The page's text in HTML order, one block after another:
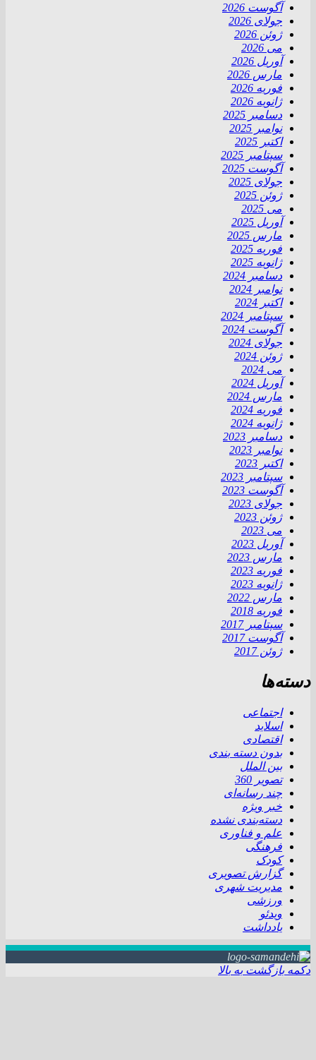
آگوست 2026
جولای 2026
ژوئن 2026
می 2026
آوریل 2026
مارس 2026
فوریه 2026
ژانویه 2026
دسامبر 2025
نوامبر 2025
اکتبر 2025
سپتامبر 2025
آگوست 2025
جولای 2025
ژوئن 2025
می 2025
آوریل 2025
مارس 2025
فوریه 2025
ژانویه 2025
دسامبر 2024
نوامبر 2024
اکتبر 2024
سپتامبر 2024
آگوست 2024
جولای 2024
ژوئن 2024
می 2024
آوریل 2024
مارس 2024
فوریه 2024
ژانویه 2024
دسامبر 2023
نوامبر 2023
اکتبر 2023
سپتامبر 2023
آگوست 2023
جولای 2023
ژوئن 2023
می 2023
آوریل 2023
مارس 2023
فوریه 2023
ژانویه 2023
مارس 2022
فوریه 2018
سپتامبر 2017
آگوست 2017
ژوئن 2017
دسته‌ها
اجتماعی
اسلاید
اقتصادی
بدون دسته بندی
بین الملل
تصویر 360
چند رسانه‌ای
خبر ویژه
دسته‌بندی نشده
علم و فناوری
فرهنگی
کودک
گزارش تصویری
مدیریت شهری
ورزشی
ویدئو
یادداشت
دکمه بازگشت به بالا